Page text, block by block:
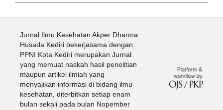
Jurnal Ilmu Kesehatan Akper Dharma
Husada Kediri bekerjasama dengan
PPNI Kota Kediri merupakan Jurnal
yang memuat naskah hasil penelitian
maupun artikel ilmiah yang
menyajikan informasi di bidang ilmu
kesehatan, diterbitkan setiap enam
bulan sekali pada bulan Nopember